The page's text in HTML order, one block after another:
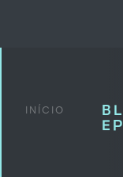
INÍCIO